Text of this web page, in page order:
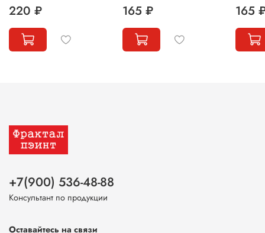
220 ₽ 165 ₽ 165
+7(900) 536-48-88
Консультант по продукции
Оставайтесь на связи